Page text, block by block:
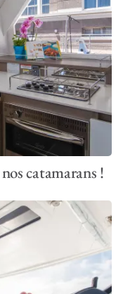
catamarans !